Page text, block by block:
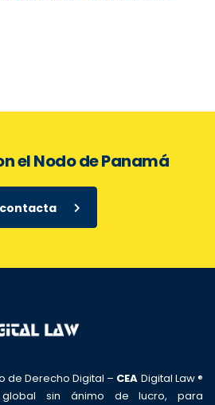
el Nodo de Panamá
contacta
de Derecho Digital – CEA Digital Law ®
sin ánimo de lucro, para